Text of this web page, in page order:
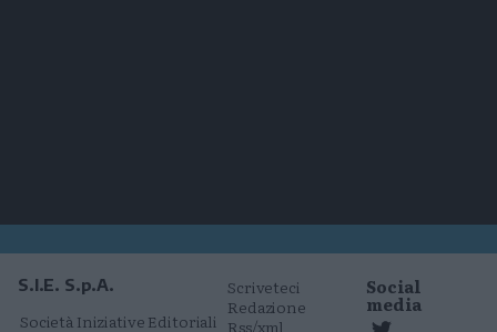
S.I.E. S.p.A.
Società Iniziative Editoriali
Scriveteci
Redazione
Rss/xml
Social
media